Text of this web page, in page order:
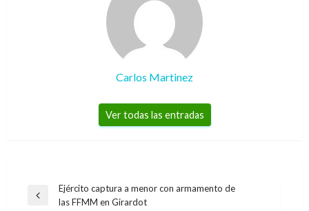
Carlos Martinez
Ver todas las entradas
Navegación
Entrada
Ejército captura a menor con armamento de
las FFMM en Girardot